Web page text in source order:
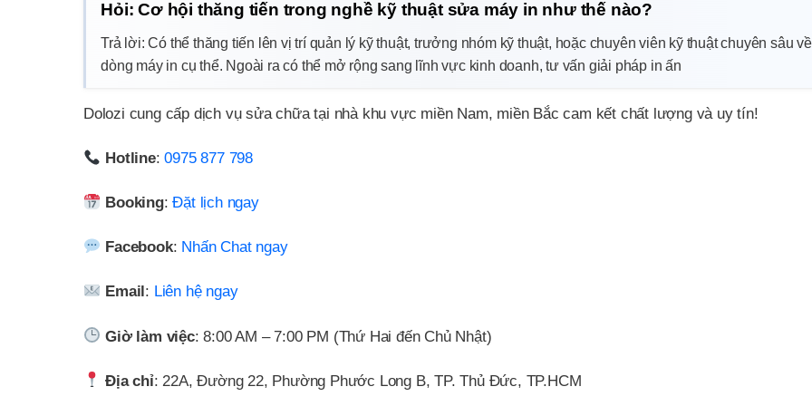
Hỏi: Cơ hội thăng tiến trong nghề kỹ thuật sửa máy in như thế nào?
Trả lời: Có thể thăng tiến lên vị trí quản lý kỹ thuật, trưởng nhóm kỹ thuật, hoặc chuyên viên kỹ thuật chuyên sâu
dòng máy in cụ thể. Ngoài ra có thể mở rộng sang lĩnh vực kinh doanh, tư vấn giải pháp in ấn
Dolozi cung cấp dịch vụ sửa chữa tại nhà khu vực miền Nam, miền Bắc cam kết chất lượng và uy tín!
Hotline:0975 877 798
Booking:Đặt lịch ngay
Facebook: Nhấn Chat ngay
Email : Liên hệ ngay
Giờ làm việc: 8:00 AM – 7:00 PM (Thứ Hai đến Chủ Nhật)
Địa chỉ: 22A, Đường 22, Phường Phước Long B, TP. Thủ Đức, TP.HCM